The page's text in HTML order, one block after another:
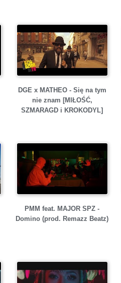
DGE x MATHEO - Się na tym
nie znam [MIŁOŚĆ,
SZMARAGD i KROKODYL]
PMM feat. MAJOR SPZ -
Domino (prod. Remazz Beatz)